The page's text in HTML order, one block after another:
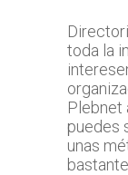
toda la
Plebnet
puedes
unas